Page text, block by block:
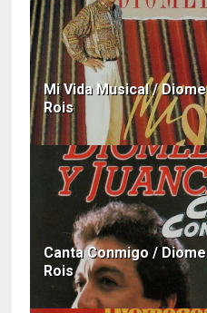
Mi Vida Musical /
Rois
Canta Conmigo /
Rois